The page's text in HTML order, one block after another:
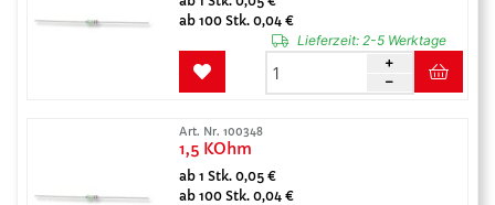
ab 100 Stk. 0,04 €
Lieferzeit:2-5 Werktage
Art. Nr. 100348
1,5 KOhm
ab 1 Stk. 0,05 €
ab 100 Stk. 0,04 €